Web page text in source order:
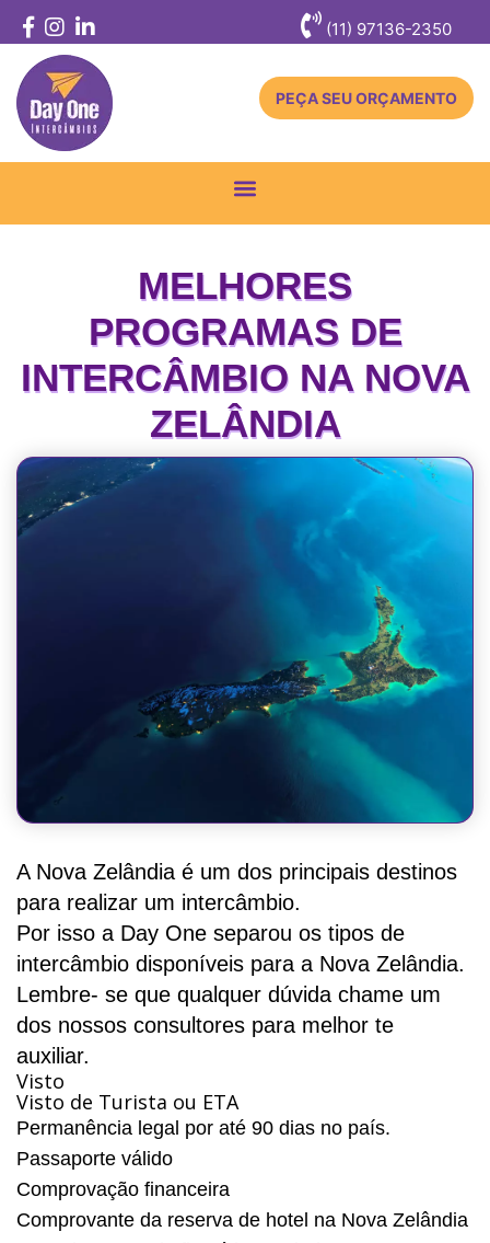
(11) 97136-2350
PEÇA SEU ORÇAMENTO
navigation
MELHORES
PROGRAMAS DE
INTERCÂMBIO NA NOVA
ZELÂNDIA
A Nova Zelândia é um dos principais destinos
para realizar um intercâmbio.
Por isso a Day One separou os tipos de
intercâmbio disponíveis para a Nova Zelândia.
Lembre- se que qualquer dúvida chame um
dos nossos consultores para melhor te
auxiliar.
Visto
Visto de Turista ou ETA
Permanência legal por até 90 dias no país.
Passaporte válido
Comprovação financeira
Comprovante da reserva de hotel na Nova Zelândia